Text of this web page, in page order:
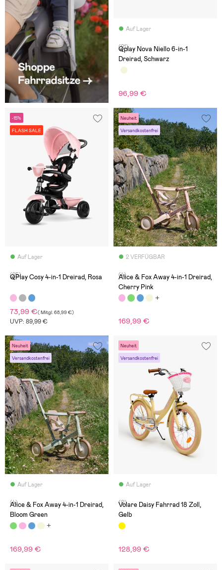
Auf Lager
(21)
Qplay Nova Niello 6-in-1
Dreirad, Schwarz
96,99 €
-15%
FLASH SALE
Auf Lager
(25)
QPlay Cosy 4-in-1 Dreirad, Rosa
73,99 €(Mitgl.68,99 €)
UVP: 89,99 €
Neuheit
Versandkostenfrei
2 VERFÜGBAR
(4)
Alice & Fox Away 4-in-1 Dreirad,
Cherry Pink
169,99 €
Neuheit
Versandkostenfrei
Auf Lager
(4)
Alice & Fox Away 4-in-1 Dreirad,
Bloom Green
169,99 €
Neuheit
Versandkostenfrei
Auf Lager
(0)
Volare Daisy Fahrrad 18 Zoll,
Gelb
128,99 €